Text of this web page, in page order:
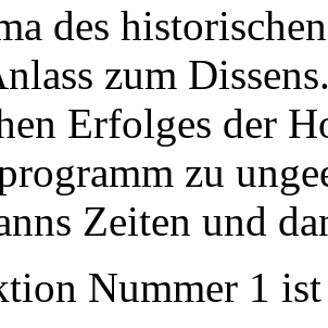
des
zum
Erfolges der
zu
Zeiten und
Nummer 1